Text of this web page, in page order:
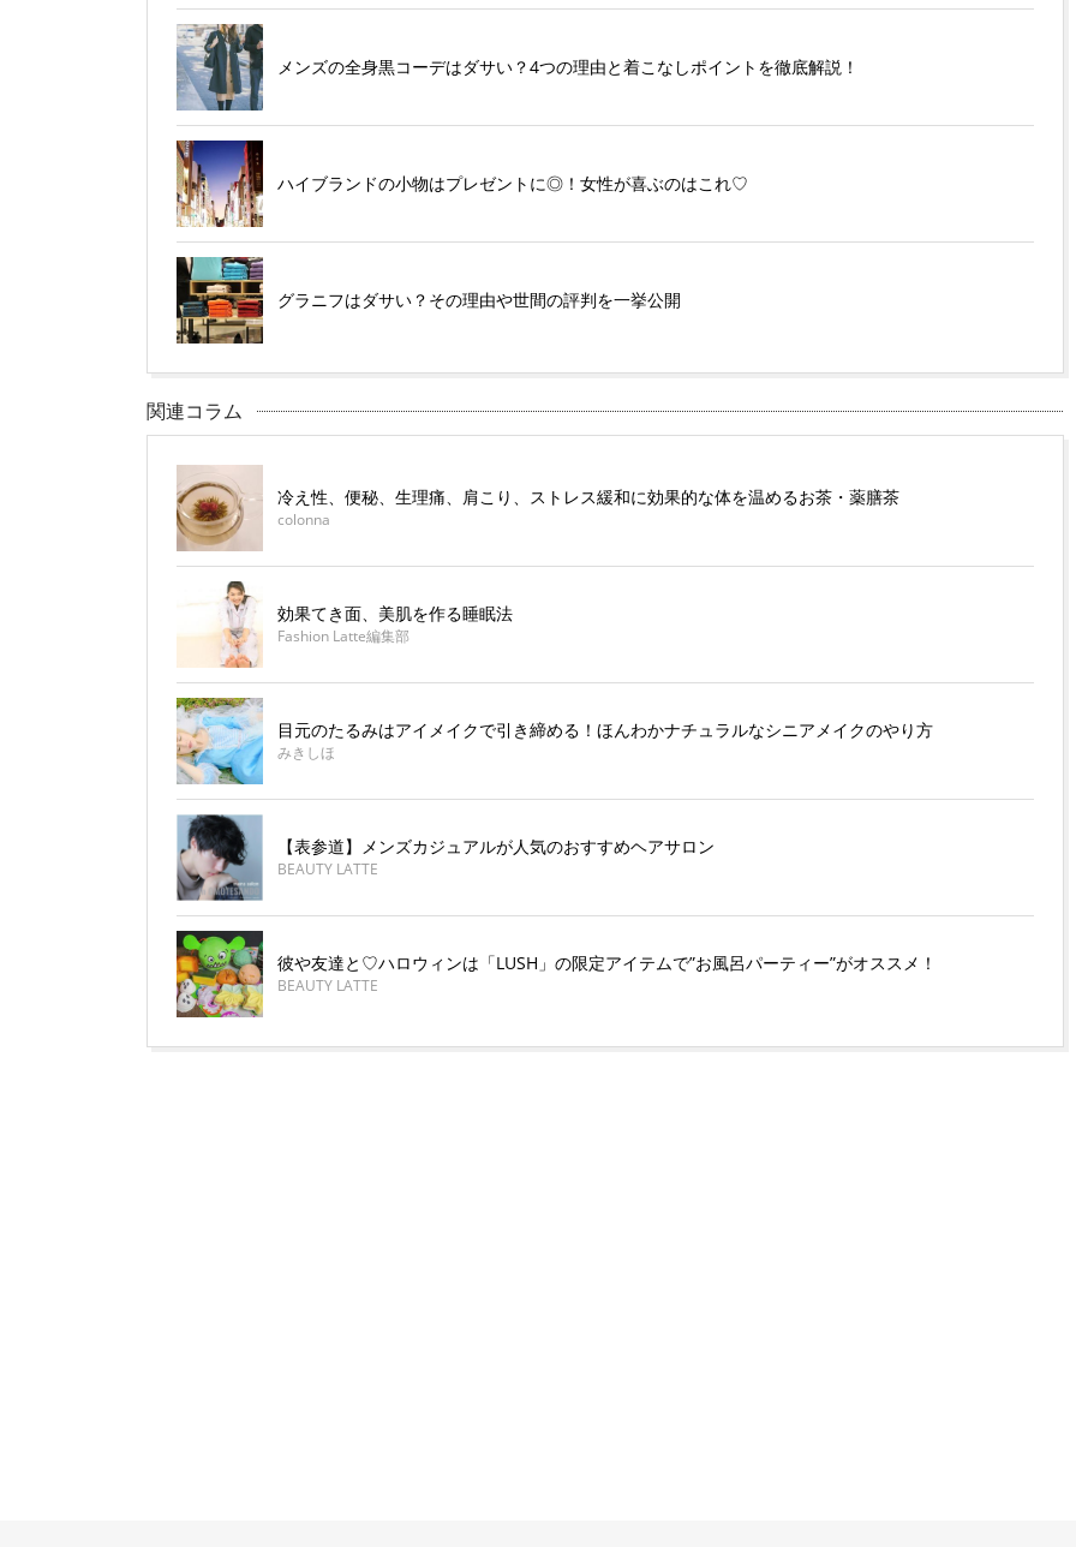
メンズの全身黒コーデはダサい？4つの理由と着こなしポイントを徹底解説！
ハイブランドの小物はプレゼントに◎！女性が喜ぶのはこれ♡
グラニフはダサい？その理由や世間の評判を一挙公開
関連コラム
冷え性、便秘、生理痛、肩こり、ストレス緩和に効果的な体を温めるお茶・薬膳茶
colonna
効果てき面、美肌を作る睡眠法
Fashion Latte編集部
目元のたるみはアイメイクで引き締める！ほんわかナチュラルなシニアメイクのやり方
みきしほ
【表参道】メンズカジュアルが人気のおすすめヘアサロン
BEAUTY LATTE
彼や友達と♡ハロウィンは「LUSH」の限定アイテムで”お風呂パーティー”がオススメ！
BEAUTY LATTE